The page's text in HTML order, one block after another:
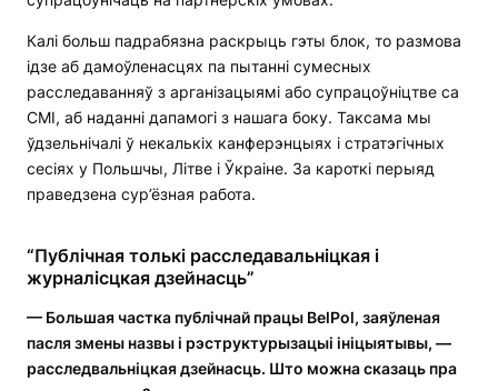
Калі больш падрабязна раскрыць гэты блок, то размова
ідзе аб дамоўленасцях па пытанні сумесных
расследаванняў з арганізацыямі або супрацоўніцтве са
СМІ, аб наданні дапамогі з нашага боку. Таксама мы
ўдзельнічалі ў некалькіх канферэнцыях і стратэгічных
сесіях у Польшчы, Літве і Ўкраіне. За кароткі перыяд
праведзена сур’ёзная работа.
“Публічная толькі расследавальніцкая і
журналісцкая дзейнасць”
— Большая частка публічнай працы BelPol, заяўленая
пасля змены назвы і рэструктурызацыі ініцыятывы, —
расследвальніцкая дзейнасць. Што можна сказаць пра